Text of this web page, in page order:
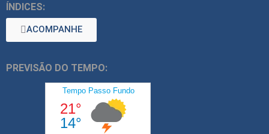
ÍNDICES:
ACOMPANHE
PREVISÃO DO TEMPO: